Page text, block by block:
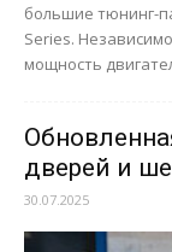
большие тюнинг-
Series.
мощность
дверей и
30.07.2025